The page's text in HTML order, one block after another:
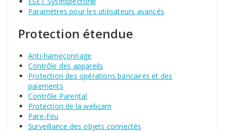
Paramètres pour les utilisateurs avancés
Protection étendue
Anti-hameçonnage
Contrôle des appareils
Protection des opérations bancaires et des
paiements
Contrôle Parental
Protection de la webcam
Pare-Feu
Surveillance des objets connectés